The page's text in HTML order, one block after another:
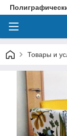
Товары и